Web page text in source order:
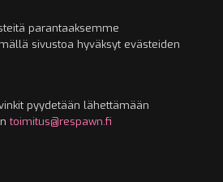
parantaaksemme
sivustoa hyväksyt evästeiden
pyydetään lähettämään
toimitus@respawn.fi